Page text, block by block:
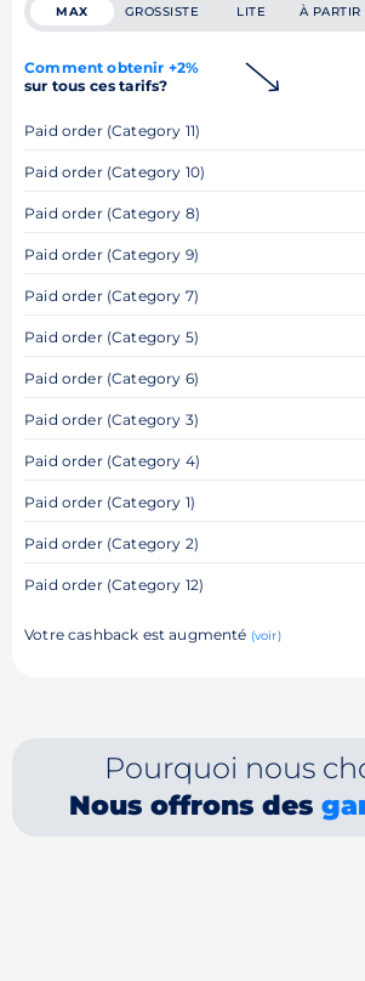
MAX GROSSISTE LITE À
Comment obtenir +2%
sur tous ces tarifs?
Paid order (Category 11)
Paid order (Category 10)
Paid order (Category 8)
Paid order (Category 9)
Paid order (Category 7)
Paid order (Category 5)
Paid order (Category 6)
Paid order (Category 3)
Paid order (Category 4)
Paid order (Category 1)
Paid order (Category 2)
Paid order (Category 12)
Votre cashback est augmenté (voir)
Pourquoi nous
Nous offrons des